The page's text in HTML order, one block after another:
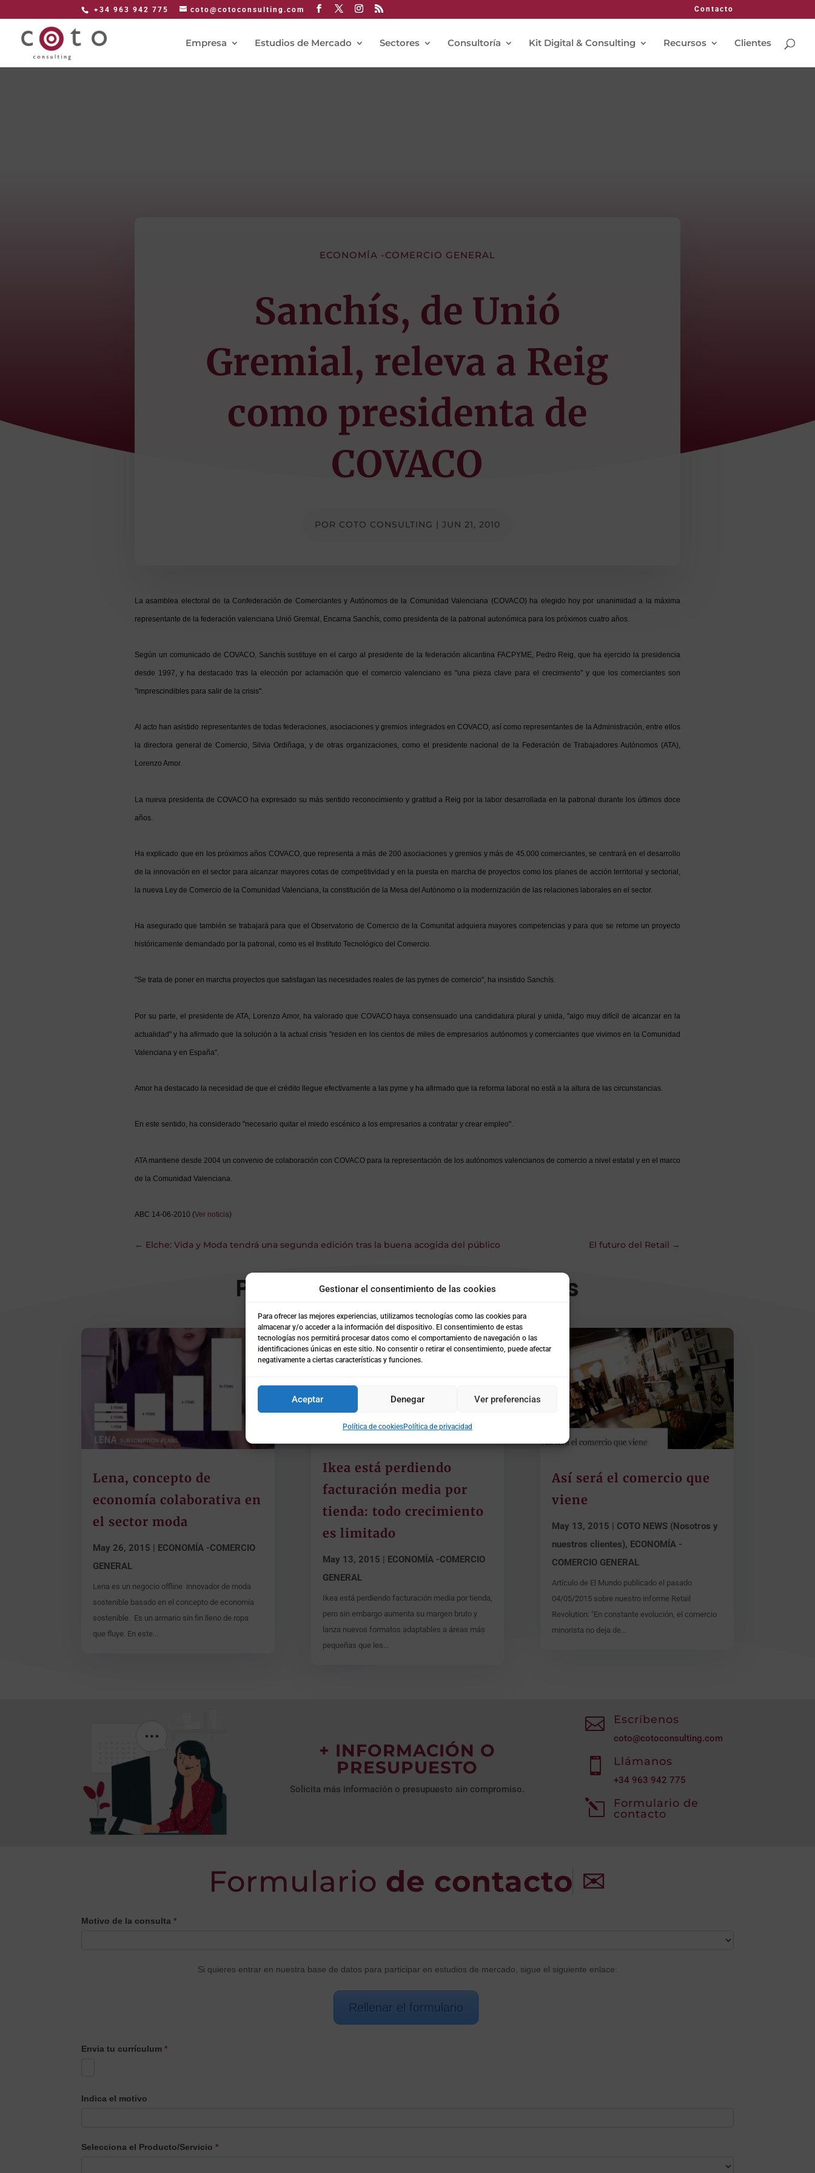
Gestionar el consentimiento de las cookies
Para ofrecer las mejores experiencias, utilizamos tecnologías como las cookies para
almacenar y/o acceder a la información del dispositivo. El consentimiento de estas
tecnologías nos permitirá procesar datos como el comportamiento de navegación o las
identificaciones únicas en este sitio. No consentir o retirar el consentimiento, puede afectar
negativamente a ciertas características y funciones.
Aceptar Denegar Ver preferencias
Política de cookiesPolítica de privacidad
+34 963 942 775 coto@cotoconsulting.com Contacto
Empresa Estudios de Mercado Sectores Consultoría Kit Digital & Consulting Recursos Clientes
ECONOMÍA -COMERCIO GENERAL
Sanchís, de Unió
Gremial, releva a Reig
como presidenta de
COVACO
POR COTO CONSULTING | JUN 21, 2010
La asamblea electoral de la Confederación de Comerciantes y Autónomos de la Comunidad Valenciana (COVACO) ha elegido hoy por unanimidad a la máxima
representante de la federación valenciana Unió Gremial, Encarna Sanchís, como presidenta de la patronal autonómica para los próximos cuatro años.
Según un comunicado de COVACO, Sanchís sustituye en el cargo al presidente de la federación alicantina FACPYME, Pedro Reig, que ha ejercido la presidencia
desde 1997, y ha destacado tras la elección por aclamación que el comercio valenciano es "una pieza clave para el crecimiento" y que los comerciantes son
"imprescindibles para salir de la crisis".
Al acto han asistido representantes de todas federaciones, asociaciones y gremios integrados en COVACO, así como representantes de la Administración, entre ellos
la directora general de Comercio, Silvia Ordiñaga, y de otras organizaciones, como el presidente nacional de la Federación de Trabajadores Autónomos (ATA),
Lorenzo Amor.
La nueva presidenta de COVACO ha expresado su más sentido reconocimiento y gratitud a Reig por la labor desarrollada en la patronal durante los últimos doce
años.
Ha explicado que en los próximos años COVACO, que representa a más de 200 asociaciones y gremios y más de 45.000 comerciantes, se centrará en el desarrollo
de la innovación en el sector para alcanzar mayores cotas de competitividad y en la puesta en marcha de proyectos como los planes de acción territorial y sectorial,
la nueva Ley de Comercio de la Comunidad Valenciana, la constitución de la Mesa del Autónomo o la modernización de las relaciones laborales en el sector.
Ha asegurado que también se trabajará para que el Observatorio de Comercio de la Comunitat adquiera mayores competencias y para que se retome un proyecto
históricamente demandado por la patronal, como es el Instituto Tecnológico del Comercio.
"Se trata de poner en marcha proyectos que satisfagan las necesidades reales de las pymes de comercio", ha insistido Sanchís.
Por su parte, el presidente de ATA, Lorenzo Amor, ha valorado que COVACO haya consensuado una candidatura plural y unida, "algo muy difícil de alcanzar en la
actualidad" y ha afirmado que la solución a la actual crisis "residen en los cientos de miles de empresarios autónomos y comerciantes que vivimos en la Comunidad
Valenciana y en España".
Amor ha destacado la necesidad de que el crédito llegue efectivamente a las pyme y ha afirmado que la reforma laboral no está a la altura de las circunstancias.
En este sentido, ha considerado "necesario quitar el miedo escénico a los empresarios a contratar y crear empleo".
ATA mantiene desde 2004 un convenio de colaboración con COVACO para la representación de los autónomos valencianos de comercio a nivel estatal y en el marco
de la Comunidad Valenciana.
ABC 14-06-2010 (Ver noticia)
← Elche: Vida y Moda tendrá una segunda edición tras la buena acogida del público El futuro del Retail →
Publicaciones relacionadas
Lena, concepto de
economía colaborativa en
el sector moda
May 26, 2015 | ECONOMÍA -COMERCIO
GENERAL
Lena es un negocio offline innovador de moda
sostenible basado en el concepto de economía
sostenible. Es un armario sin fin lleno de ropa
que fluye. En este...
Ikea está perdiendo
facturación media por
tienda: todo crecimiento
es limitado
May 13, 2015 | ECONOMÍA -COMERCIO
GENERAL
Ikea está perdiendo facturación media por tienda,
pero sin embargo aumenta su margen bruto y
lanza nuevos formatos adaptables a áreas más
pequeñas que les...
Así será el comercio que
viene
May 13, 2015 | COTO NEWS (Nosotros y
nuestros clientes), ECONOMÍA -
COMERCIO GENERAL
Artículo de El Mundo publicado el pasado
04/05/2015 sobre nuestro informe Retail
Revolution: "En constante evolución, el comercio
minorista no deja de...
+ INFORMACIÓN O
PRESUPUESTO
Solicita más información o presupuesto sin compromiso.
 Escríbenos
coto@cotoconsulting.com
 Llámanos
+34 963 942 775
l
Formulario de
contacto
Formulario de contacto ✉
CONTACTO
Motivo de la consulta*
Si quieres entrar en nuestra base de datos para participar en estudios de mercado, sigue el siguiente enlace:
Rellenar el formulario
Envia tu currículum*
Indica el motivo
Selecciona el Producto/Servicio*